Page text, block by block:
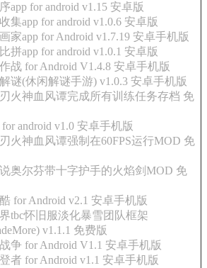
app for android v1.15 安卓版
集app for android v1.0.6 安卓版
家app for Android v1.7.19 安卓手机版
拼app for android v1.0.1 安卓版
战 for Android V1.4.8 安卓手机版
谜(休闲解谜手游) v1.0.3 安卓手机版
火神血风谭完成所有训练任务存档 免
android v1.0 安卓手机版
火神血风谭强制在60FPS运行MOD 免
奥尔芬带十字护手的火焰剑MOD 免
for Android v2.1 安卓手机版
tbc怀旧服淡化暴雪团队框架
v1.1.1 免费版
争 for Android V1.1 安卓手机版
者 for Android v1.1 安卓手机版